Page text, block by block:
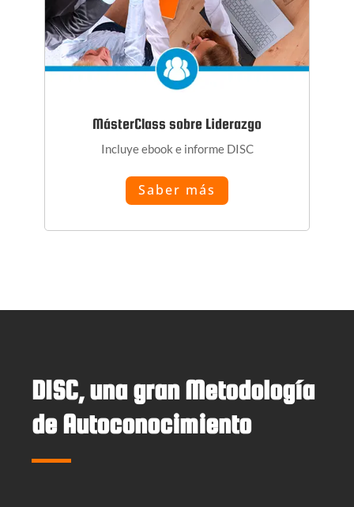
MásterClass sobre Liderazgo
Incluye ebook e informe DISC
Saber más
DISC, una gran Metodología
de Autoconocimiento